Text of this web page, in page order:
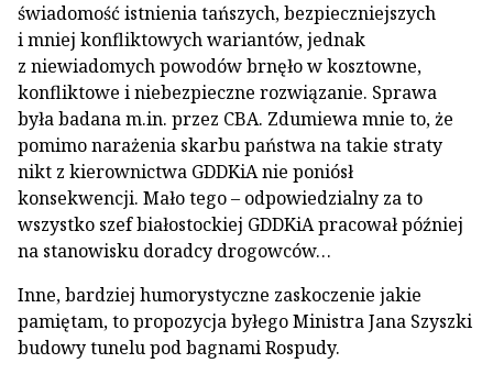
świadomość istnienia tańszych, bezpieczniejszych
i mniej konfliktowych wariantów, jednak
z niewiadomych powodów brnęło w kosztowne,
konfliktowe i niebezpieczne rozwiązanie. Sprawa
była badana m.in. przez CBA. Zdumiewa mnie to, że
pomimo narażenia skarbu państwa na takie straty
nikt z kierownictwa GDDKiA nie poniósł
konsekwencji. Mało tego – odpowiedzialny za to
wszystko szef białostockiej GDDKiA pracował później
na stanowisku doradcy drogowców…
Inne, bardziej humorystyczne zaskoczenie jakie
pamiętam, to propozycja byłego Ministra Jana Szyszki
budowy tunelu pod bagnami Rospudy.